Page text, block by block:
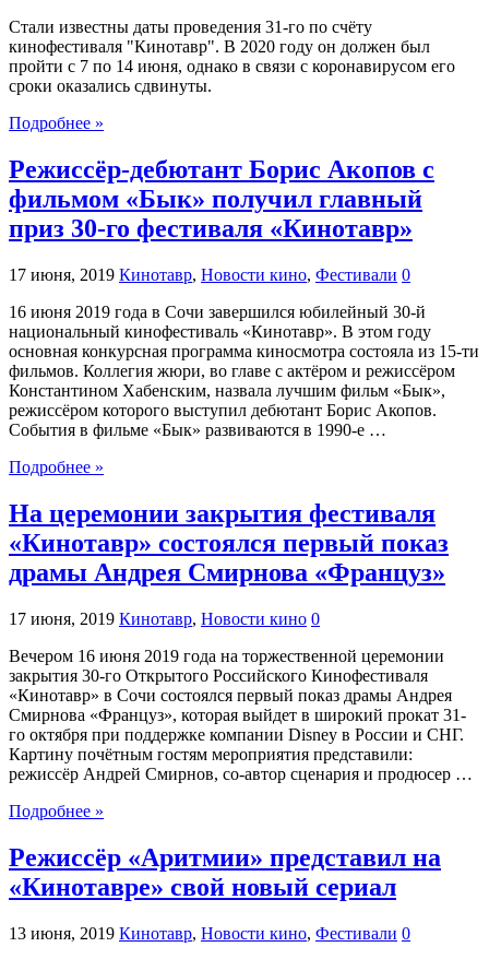
Стали известны даты проведения 31-го по счёту
кинофестиваля "Кинотавр". В 2020 году он должен был
пройти с 7 по 14 июня, однако в связи с коронавирусом его
сроки оказались сдвинуты.
Подробнее »
Режиссёр-дебютант Борис Акопов с
фильмом «Бык» получил главный
приз 30-го фестиваля «Кинотавр»
17 июня, 2019 Кинотавр, Новости кино, Фестивали 0
16 июня 2019 года в Сочи завершился юбилейный 30-й
национальный кинофестиваль «Кинотавр». В этом году
основная конкурсная программа киносмотра состояла из 15-ти
фильмов. Коллегия жюри, во главе с актёром и режиссёром
Константином Хабенским, назвала лучшим фильм «Бык»,
режиссёром которого выступил дебютант Борис Акопов.
События в фильме «Бык» развиваются в 1990-е …
Подробнее »
На церемонии закрытия фестиваля
«Кинотавр» состоялся первый показ
драмы Андрея Смирнова «Француз»
17 июня, 2019 Кинотавр, Новости кино 0
Вечером 16 июня 2019 года на торжественной церемонии
закрытия 30-го Открытого Российского Кинофестиваля
«Кинотавр» в Сочи состоялся первый показ драмы Андрея
Смирнова «Француз», которая выйдет в широкий прокат 31-
го октября при поддержке компании Disney в России и СНГ.
Картину почётным гостям мероприятия представили:
режиссёр Андрей Смирнов, со-автор сценария и продюсер …
Подробнее »
Режиссёр «Аритмии» представил на
«Кинотавре» свой новый сериал
13 июня, 2019 Кинотавр, Новости кино, Фестивали 0